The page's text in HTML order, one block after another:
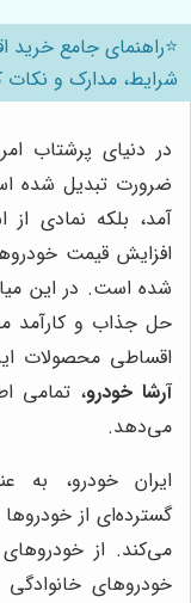
⭐️راهنمای جامع خرید
شرایط، مدارک و
در دنیای پرشتاب
ضرورت تبدیل شده
آمد، بلکه نمادی
افزایش قیمت
شده است. در این
حل جذاب و کارآمد
اقساطی محصولات
آرشا خودرو، تمامی
می‌دهد.
ایران خودرو، به
گسترده‌ای از
خودروهای خانوادگی